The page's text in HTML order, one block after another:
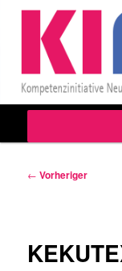
Beitragsnavigation
← Vorheriger